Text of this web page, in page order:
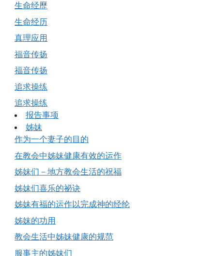
生命经歷
生命经历
真理应用
福音传扬
福音传扬
追求操练
追求操练
报告事项
姊妹
作为一个妻子的目的
在教会中姊妹健康有效的运作
姊妹们－地方教会生活的祝福
姊妹们喜乐的祕诀
姊妹有福的运作以完成神的经纶
姊妹的功用
教会生活中姊妹健康的规范
服事主的姊妹们